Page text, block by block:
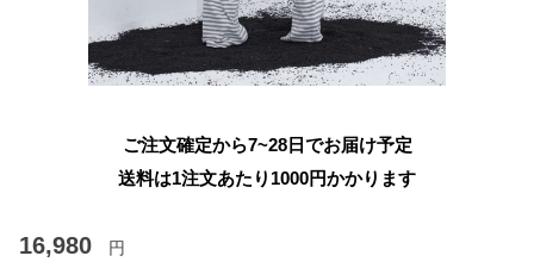
ご注文確定から7~28日でお届け予定
送料は1注文あたり 1000円かかります
16,980 円